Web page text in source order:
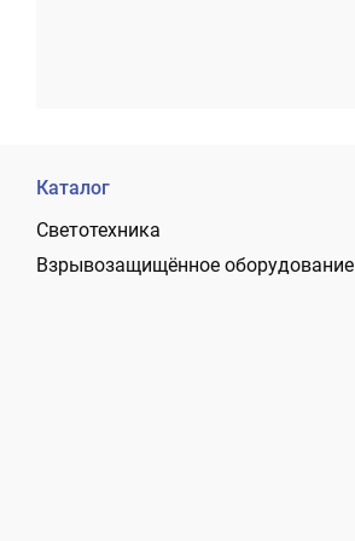
Каталог
Светотехника
Взрывозащищённое оборудование